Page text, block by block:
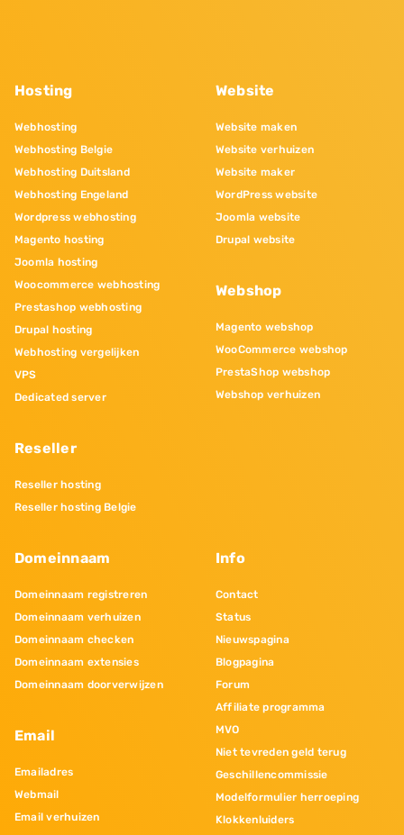
Hosting
Webhosting
Webhosting Belgie
Webhosting Duitsland
Webhosting Engeland
Wordpress webhosting
Magento hosting
Joomla hosting
Woocommerce webhosting
Prestashop webhosting
Drupal hosting
Webhosting vergelijken
VPS
Dedicated server
Reseller
Reseller hosting
Reseller hosting Belgie
Website
Website maken
Website verhuizen
Website maker
WordPress website
Joomla website
Drupal website
Webshop
Magento webshop
WooCommerce webshop
PrestaShop webshop
Webshop verhuizen
Domeinnaam
Domeinnaam registreren
Domeinnaam verhuizen
Domeinnaam checken
Domeinnaam extensies
Domeinnaam doorverwijzen
Email
Emailadres
Webmail
Email verhuizen
Info
Contact
Status
Nieuwspagina
Blogpagina
Forum
Affiliate programma
MVO
Niet tevreden geld terug
Geschillencommissie
Modelformulier herroeping
Klokkenluiders